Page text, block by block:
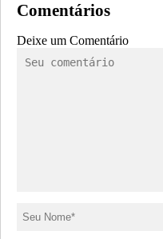
Comentários
Deixe um Comentário